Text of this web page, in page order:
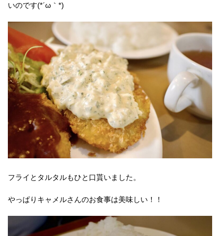
いのです(*´ω｀*)
フライとタルタルもひと口貰いました。
やっぱりキャメルさんのお食事は美味しい！！